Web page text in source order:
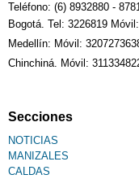
Sudoku
Teléfono: (6) 8932880 -
Bogotá. Tel: 3226819
Medellín: Móvil:
Chinchiná. Móvil:
Secciones
NOTICIAS
MANIZALES
CALDAS